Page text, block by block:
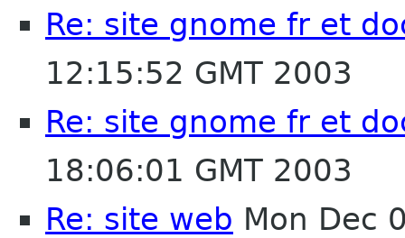
Re: site gnome fr et
12:15:52 GMT 2003
Re: site gnome fr et
18:06:01 GMT 2003
Re: site web Mon Dec